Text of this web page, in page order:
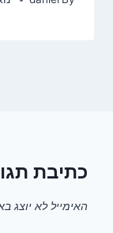
כתיבת
האימייל לא יוצג